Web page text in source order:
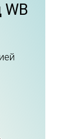
WB